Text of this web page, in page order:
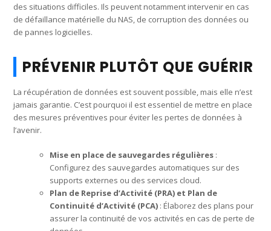
des situations difficiles. Ils peuvent notamment intervenir en cas
de défaillance matérielle du NAS, de corruption des données ou
de pannes logicielles.
PRÉVENIR PLUTÔT QUE GUÉRIR
La récupération de données est souvent possible, mais elle n’est
jamais garantie. C’est pourquoi il est essentiel de mettre en place
des mesures préventives pour éviter les pertes de données à
l’avenir.
Mise en place de sauvegardes régulières :
Configurez des sauvegardes automatiques sur des
supports externes ou des services cloud.
Plan de Reprise d’Activité (PRA) et Plan de
Continuité d’Activité (PCA) : Élaborez des plans pour
assurer la continuité de vos activités en cas de perte de